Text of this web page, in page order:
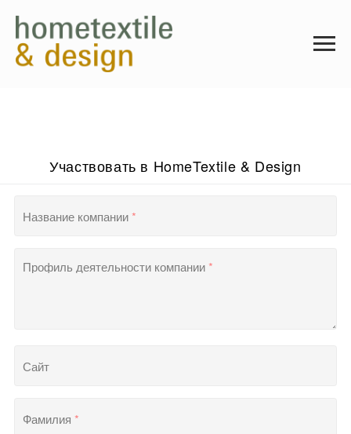
Участвовать в HomeTextile & Design
Название компании*
Профиль деятельности компании*
Сайт
Фамилия *